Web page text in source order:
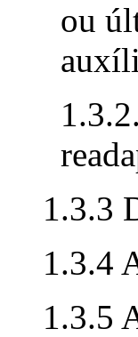
ou
1.3.3
1.3.4
1.3.5